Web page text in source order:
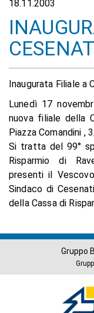
18.11.2003
Inaugurata Filiale a
Lunedì 17
nuova filiale della
Piazza Comandini ,
Si tratta del 99°
Risparmio di
presenti il
Sindaco di
della Cassa di
Gruppo